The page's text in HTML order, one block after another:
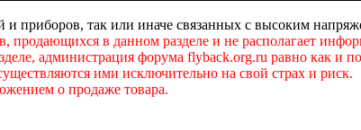
и приборов, так или иначе связанных с высоким
в данном разделе и не располагает
администрация форума flyback.org.ru равно как и
ими исключительно на свой страх и риск.
о продаже товара.